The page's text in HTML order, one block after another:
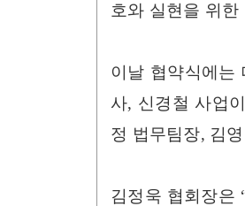
호와 실현을 위
이날 협약식에는
사, 신경철 사업
정 법무팀장, 김
김정욱 협회장은